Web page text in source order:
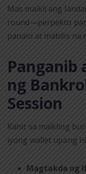
Mas maikli ang
round—perpekto
panalo at mabilis na
Panganib
ng
Session
Kahit sa maikling
iyong wallet upang
Magtakda ng